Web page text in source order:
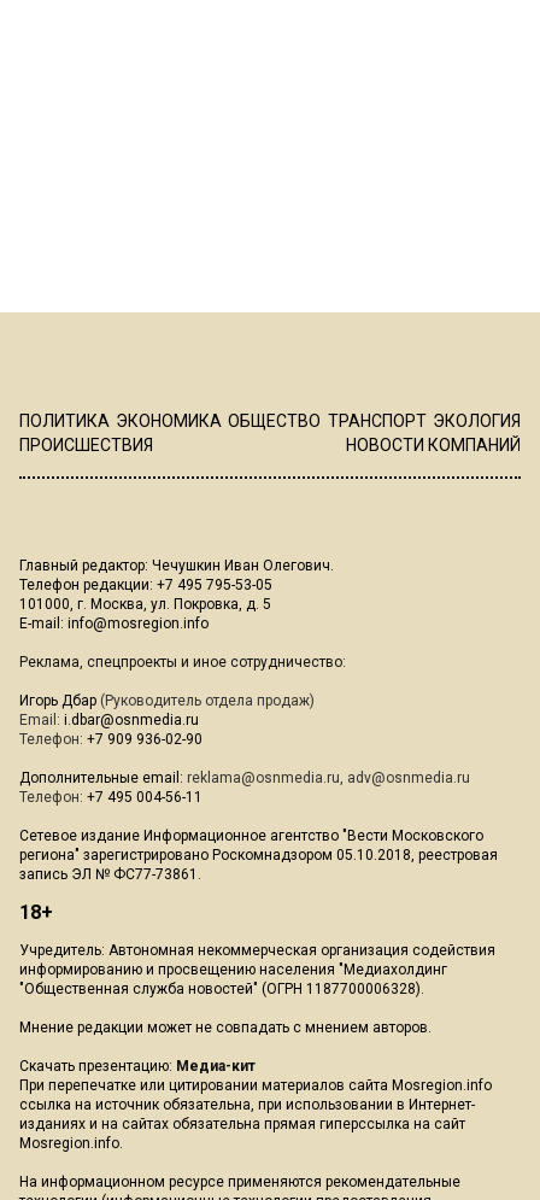
ПОЛИТИКА ЭКОНОМИКА ОБЩЕСТВО ТРАНСПОРТ ЭКОЛОГИЯ
ПРОИСШЕСТВИЯ
НОВОСТИ КОМПАНИЙ
Главный редактор: Чечушкин Иван Олегович.
Телефон редакции: +7 495 795-53-05
101000, г. Москва, ул. Покровка, д. 5
E-mail: info@mosregion.info
Реклама, спецпроекты и иное сотрудничество:
Игорь Дбар (Руководитель отдела продаж)
Email: i.dbar@osnmedia.ru
Телефон: +7 909 936-02-90
Дополнительные email: reklama@osnmedia.ru, adv@osnmedia.ru
Телефон: +7 495 004-56-11
Сетевое издание Информационное агентство "Вести Московского
региона" зарегистрировано Роскомнадзором 05.10.2018, реестровая
запись ЭЛ № ФС77-73861.
18+
Учредитель: Автономная некоммерческая организация содействия
информированию и просвещению населения "Медиахолдинг
"Общественная служба новостей" (ОГРН 1187700006328).
Мнение редакции может не совпадать с мнением авторов.
Скачать презентацию: Медиа-кит
При перепечатке или цитировании материалов сайта Mosregion.info
ссылка на источник обязательна, при использовании в Интернет-
изданиях и на сайтах обязательна прямая гиперссылка на сайт
Mosregion.info.
На информационном ресурсе применяются рекомендательные